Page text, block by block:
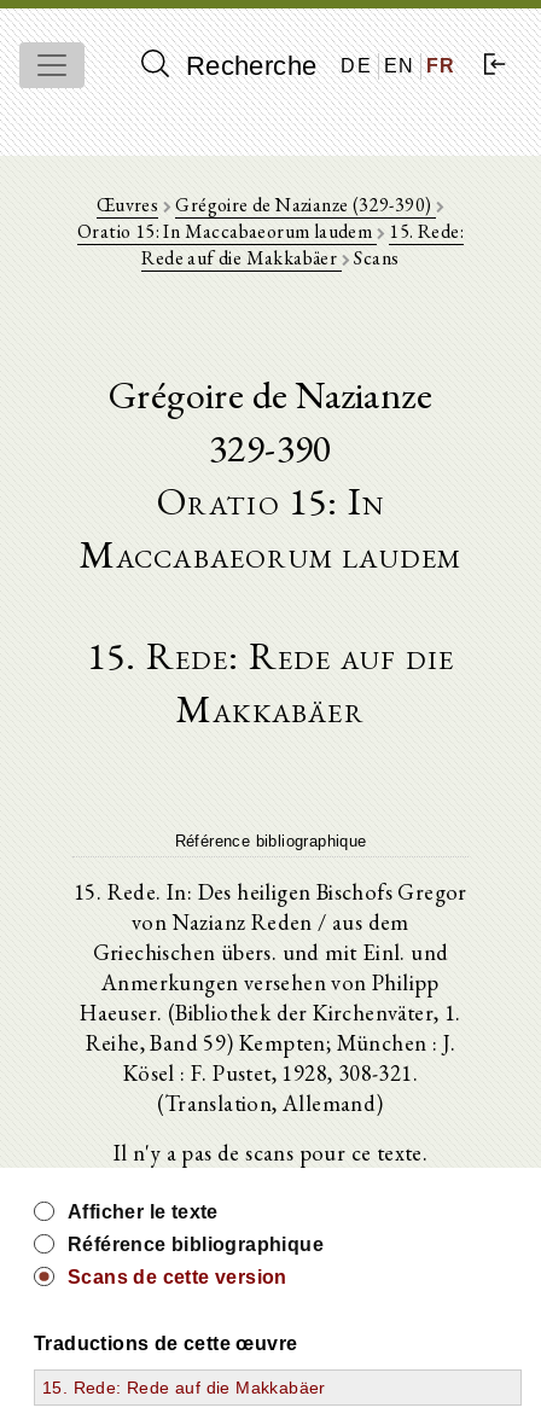
Recherche DE EN FR
Œuvres
Grégoire de Nazianze (329-390)
Oratio 15: In Maccabaeorum laudem
15. Rede:
Rede auf die Makkabäer
Scans
Grégoire de Nazianze
329-390
Oratio 15: In
Maccabaeorum laudem
15. Rede: Rede auf die
Makkabäer
Référence bibliographique
15. Rede. In: Des heiligen Bischofs Gregor
von Nazianz Reden / aus dem
Griechischen übers. und mit Einl. und
Anmerkungen versehen von Philipp
Haeuser. (Bibliothek der Kirchenväter, 1.
Reihe, Band 59) Kempten; München : J.
Kösel : F. Pustet, 1928, 308-321.
(Translation, Allemand)
Il n'y a pas de scans pour ce texte.
Afficher le texte
Référence bibliographique
Scans de cette version
Traductions de cette œuvre
15. Rede: Rede auf die Makkabäer